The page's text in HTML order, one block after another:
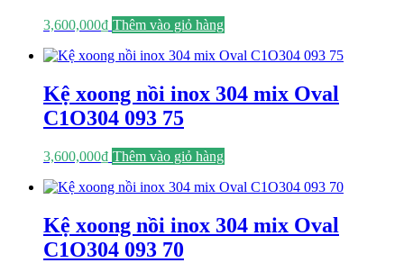
3,600,000₫ Thêm vào giỏ hàng
Kệ xoong nồi inox 304 mix Oval
C1O304 093 75
3,600,000₫ Thêm vào giỏ hàng
Kệ xoong nồi inox 304 mix Oval
C1O304 093 70